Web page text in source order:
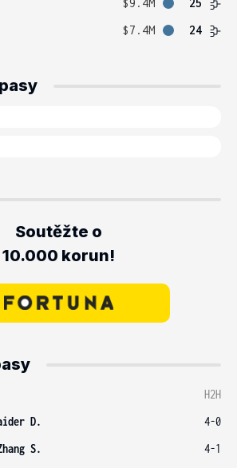
$9.4M
25
$7.4M 24
Soutěžte o
10.000 korun!
H2H
D.
4-0
S.
4-1